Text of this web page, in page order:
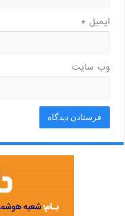
ایمیل*
وب‌ سایت